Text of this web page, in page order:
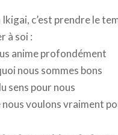
c’est prendre le
à soi :
anime profondément
nous sommes bons
sens pour nous
nous voulons vraiment